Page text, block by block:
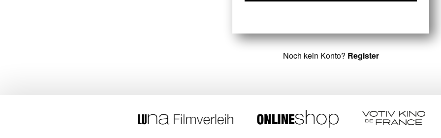
Noch kein Konto? Register